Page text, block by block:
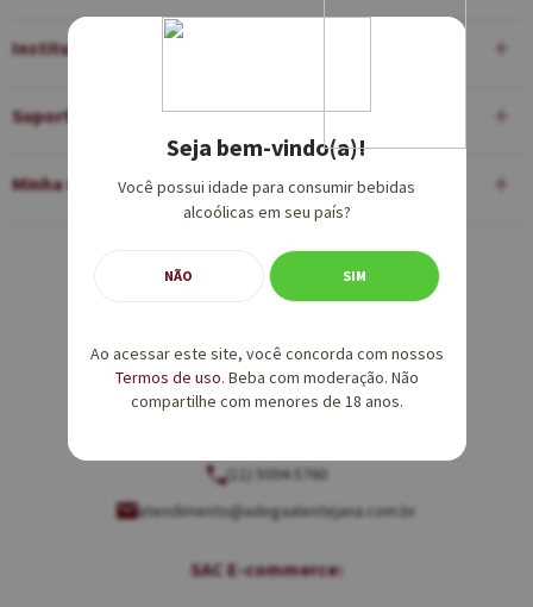
Institucional
Suporte
Minha Conta
Equipe de Vendas:
vendas@adegaalentejana.com.br
(11) 5094-5760
atendimento@adegaalentejana.com.br
SAC E-commerce:
Seja bem-vindo(a)!
Você possui idade para consumir bebidas
alcoólicas em seu país?
NÃO SIM
Ao acessar este site, você concorda com nossos
Termos de uso. Beba com moderação. Não
compartilhe com menores de 18 anos.